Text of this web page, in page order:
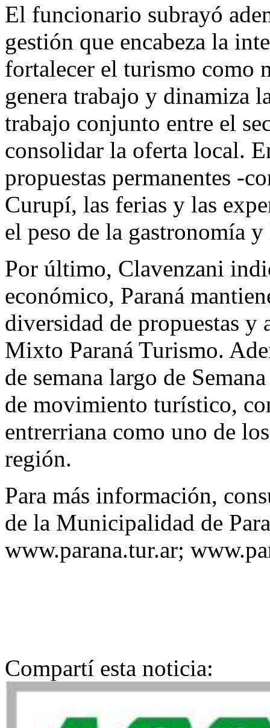
El funcionario subrayó
gestión que encabeza la
fortalecer el turismo como
genera trabajo y dinamiza
trabajo conjunto entre el
consolidar la oferta local.
propuestas permanentes -
Curupí, las ferias y las
el peso de la gastronomía
Por último, Clavenzani
económico, Paraná
diversidad de propuestas y
Mixto Paraná Turismo.
de semana largo de
de movimiento turístico,
entrerriana como uno de
región.
Para más información,
de la Municipalidad de
www.parana.tur.ar;
Compartí esta noticia: